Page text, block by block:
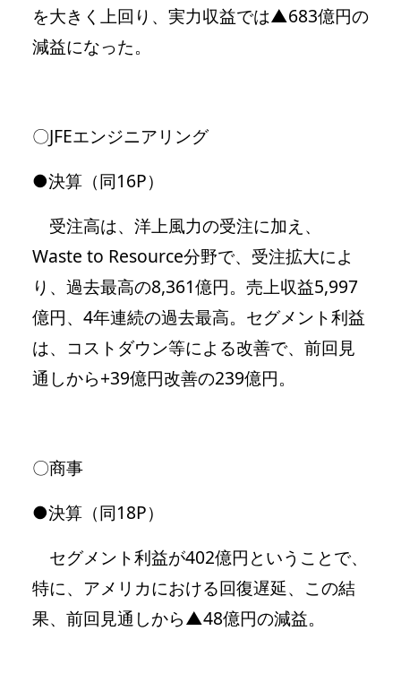
を大きく上回り、実力収益では▲683億円の
減益になった。
〇JFEエンジニアリング
●決算（同16P）
受注高は、洋上風力の受注に加え、
Waste to Resource分野で、受注拡大によ
り、過去最高の8,361億円。売上収益5,997
億円、4年連続の過去最高。セグメント利益
は、コストダウン等による改善で、前回見
通しから+39億円改善の239億円。
〇商事
●決算（同18P）
セグメント利益が402億円ということで、
特に、アメリカにおける回復遅延、この結
果、前回見通しから▲48億円の減益。